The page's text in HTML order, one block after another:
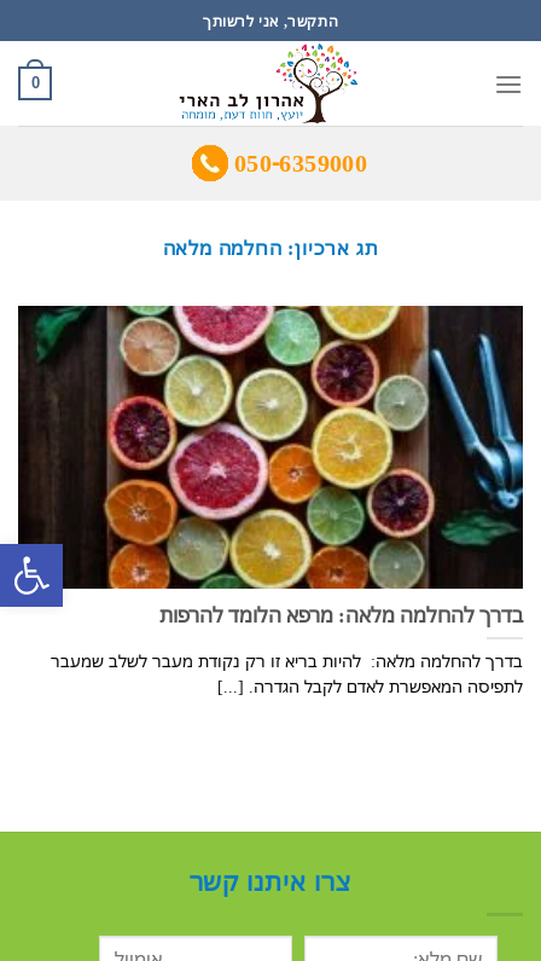
פתח
to
content
התקשר, אני לרשותך
0
050-6359000
תג ארכיון: החלמה מלאה
בדרך להחלמה מלאה: מרפא הלומד להרפות
בדרך להחלמה מלאה: להיות בריא זו רק נקודת מעבר לשלב שמעבר
לתפיסה המאפשרת לאדם לקבל הגדרה. [...]
צרו איתנו קשר